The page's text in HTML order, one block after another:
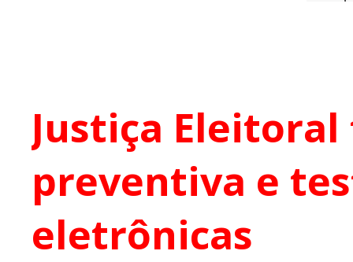
Justiça
preventiva e
eletrônicas